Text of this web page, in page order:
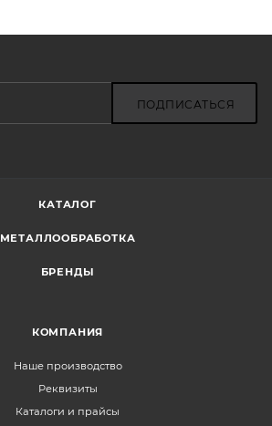
ПОДПИСАТЬСЯ
КАТАЛОГ
МЕТАЛЛООБРАБОТКА
БРЕНДЫ
КОМПАНИЯ
Наше производство
Реквизиты
Каталоги и прайсы